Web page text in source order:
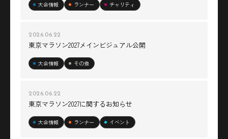
大会情報 ランナー チャリティ
2026.06.22
東京マラソン2027メインビジュアル公開
大会情報 その他
2026.06.22
東京マラソン2027に関するお知らせ
大会情報 ランナー イベント